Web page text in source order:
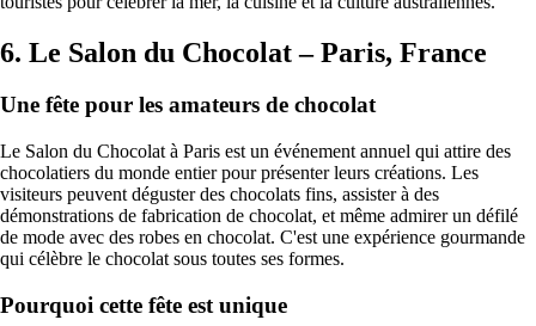
6. Le Salon du Chocolat – Paris, France
Une fête pour les amateurs de chocolat
Le Salon du Chocolat à Paris est un événement annuel qui attire des
chocolatiers du monde entier pour présenter leurs créations. Les
visiteurs peuvent déguster des chocolats fins, assister à des
démonstrations de fabrication de chocolat, et même admirer un défilé
de mode avec des robes en chocolat. C'est une expérience gourmande
qui célèbre le chocolat sous toutes ses formes.
Pourquoi cette fête est unique